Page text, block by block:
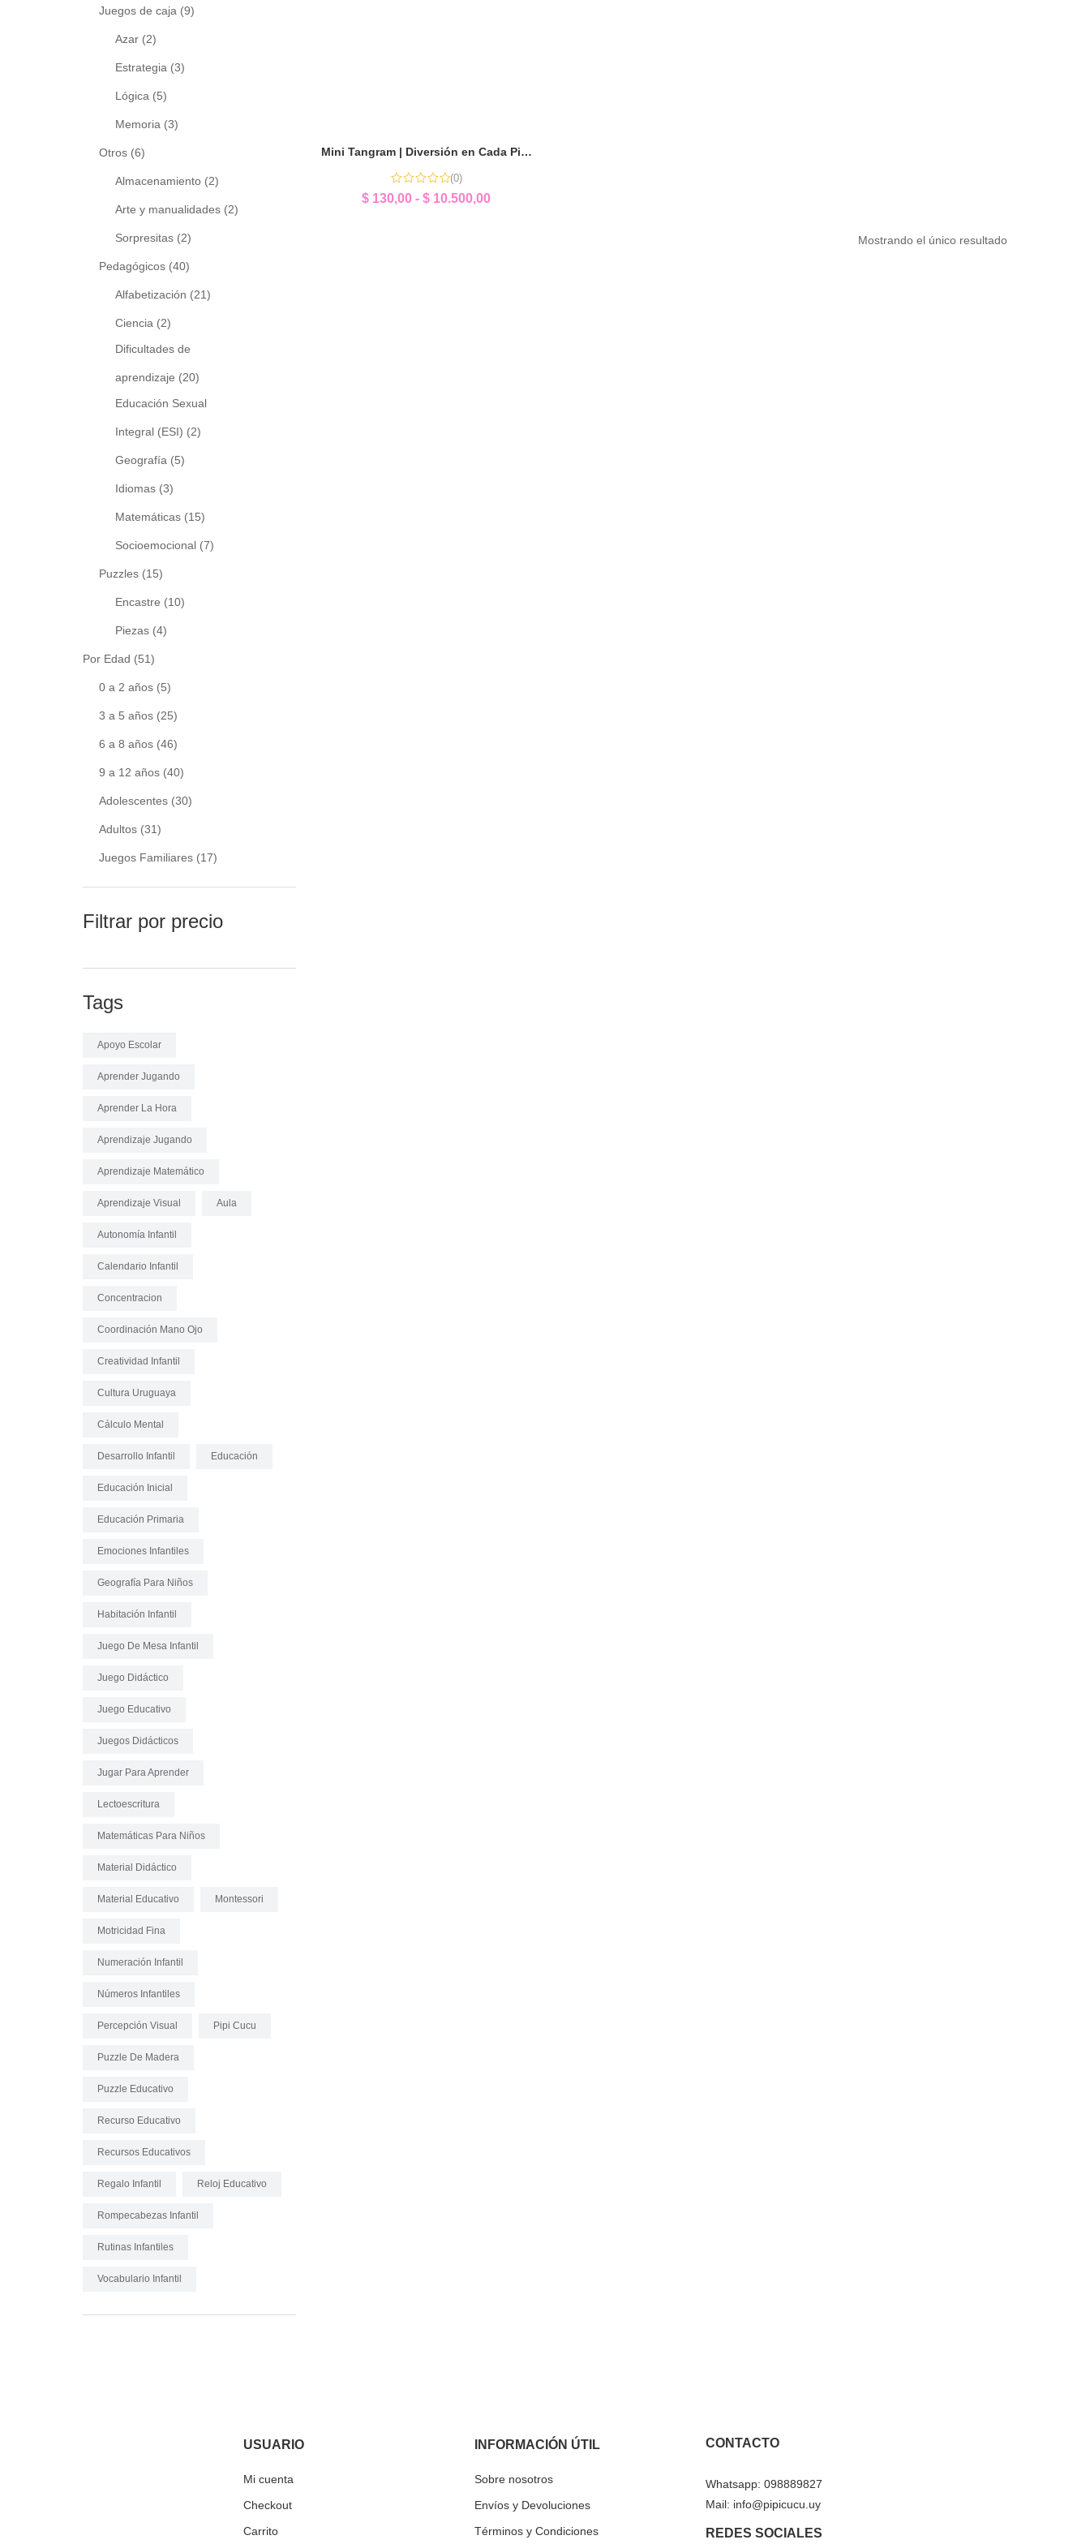
Juegos de caja (9)
Azar (2)
Estrategia (3)
Lógica (5)
Memoria (3)
Otros (6)
Almacenamiento (2)
Arte y manualidades (2)
Sorpresitas (2)
Pedagógicos (40)
Alfabetización (21)
Ciencia (2)
Dificultades de
aprendizaje (20)
Educación Sexual
Integral (ESI) (2)
Geografía (5)
Idiomas (3)
Matemáticas (15)
Socioemocional (7)
Puzzles (15)
Encastre (10)
Piezas (4)
Por Edad (51)
0 a 2 años (5)
3 a 5 años (25)
6 a 8 años (46)
9 a 12 años (40)
Adolescentes (30)
Adultos (31)
Juegos Familiares (17)
Filtrar por precio
Tags
Apoyo Escolar
Aprender Jugando
Aprender La Hora
Aprendizaje Jugando
Aprendizaje Matemático
Aprendizaje Visual Aula
Autonomía Infantil
Calendario Infantil
Concentracion
Coordinación Mano Ojo
Creatividad Infantil
Cultura Uruguaya
Cálculo Mental
Desarrollo Infantil Educación
Educación Inicial
Educación Primaria
Emociones Infantiles
Geografía Para Niños
Habitación Infantil
Juego De Mesa Infantil
Juego Didáctico
Juego Educativo
Juegos Didácticos
Jugar Para Aprender
Lectoescritura
Matemáticas Para Niños
Material Didáctico
Material Educativo Montessori
Motricidad Fina
Numeración Infantil
Números Infantiles
Percepción Visual Pipi Cucu
Puzzle De Madera
Puzzle Educativo
Recurso Educativo
Recursos Educativos
Regalo Infantil Reloj Educativo
Rompecabezas Infantil
Rutinas Infantiles
Vocabulario Infantil
Mini Tangram | Diversión en Cada Pieza
(0)
$ 130,00 - $ 10.500,00
Mostrando el único resultado
USUARIO
Mi cuenta
Checkout
Carrito
INFORMACIÓN ÚTIL
Sobre nosotros
Envíos y Devoluciones
Términos y Condiciones
CONTACTO
Whatsapp: 098889827
Mail: info@pipicucu.uy
REDES SOCIALES